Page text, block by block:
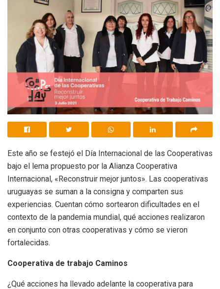
Este año se festejó el Día Internacional de las Cooperativas
bajo el lema propuesto por la Alianza Cooperativa
Internacional, «Reconstruir mejor juntos». Las cooperativas
uruguayas se suman a la consigna y comparten sus
experiencias. Cuentan cómo sortearon dificultades en el
contexto de la pandemia mundial, qué acciones realizaron
en conjunto con otras cooperativas y cómo se vieron
fortalecidas.
Cooperativa de trabajo Caminos
¿Qué acciones ha llevado adelante la cooperativa para